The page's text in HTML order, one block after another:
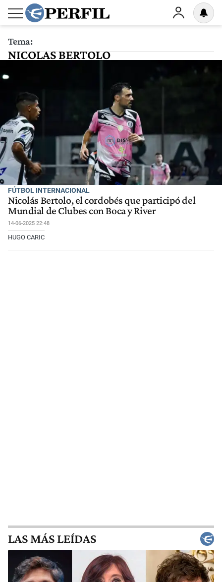
Tema:
NICOLAS BERTOLO
FÚTBOL INTERNACIONAL
Nicolás Bertolo, el cordobés que participó del
Mundial de Clubes con Boca y River
14-06-2025 22:48
HUGO CARIC
LAS MÁS LEÍDAS